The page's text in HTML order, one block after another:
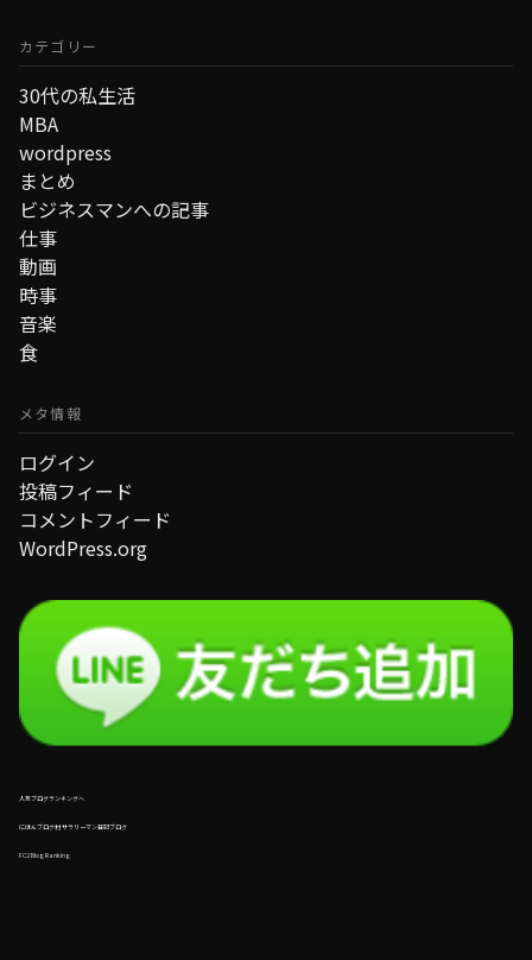
カテゴリー
30代の私生活
MBA
wordpress
まとめ
ビジネスマンへの記事
仕事
動画
時事
音楽
食
メタ情報
ログイン
投稿フィード
コメントフィード
WordPress.org
人気ブログランキングへ
にほんブログ村 サラリーマン日記ブログ
FC2 Blog Ranking